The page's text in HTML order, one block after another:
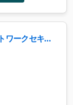
ワークセキュ